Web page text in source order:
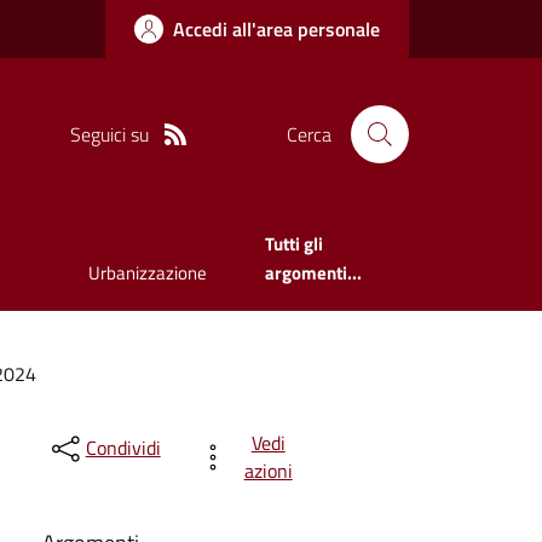
Accedi all'area personale
Seguici su Cerca
Urbanizzazione
Tutti gli
argomenti...
Condividi
Vedi
azioni